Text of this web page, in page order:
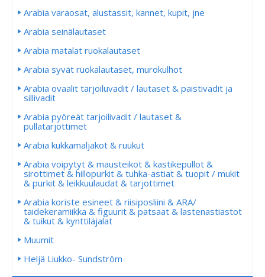
Arabia varaosat, alustassit, kannet, kupit, jne
Arabia seinälautaset
Arabia matalat ruokalautaset
Arabia syvät ruokalautaset, murokulhot
Arabia ovaalit tarjoiluvadit / lautaset & paistivadit ja
sillivadit
Arabia pyöreät tarjoilivadit / lautaset &
pullatarjottimet
Arabia kukkamaljakot & ruukut
Arabia voipytyt & mausteikot & kastikepullot &
sirottimet & hillopurkit & tuhka-astiat & tuopit / mukit
& purkit & leikkuulaudat & tarjottimet
Arabia koriste esineet & riisiposliini & ARA/
taidekeramiikka & figuurit & patsaat & lastenastiastot
& tuikut & kynttiläjalat
Muumit
Heljä Liukko- Sundström